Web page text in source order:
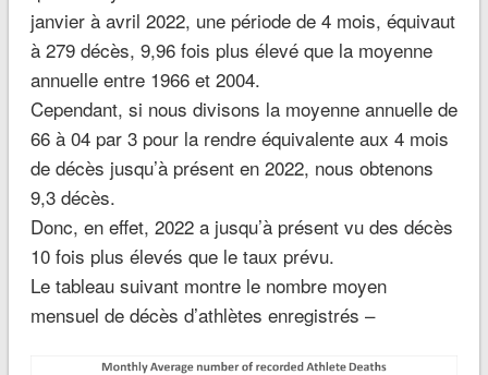
janvier à avril 2022, une période de 4 mois, équivaut
à 279 décès, 9,96 fois plus élevé que la moyenne
annuelle entre 1966 et 2004.
Cependant, si nous divisons la moyenne annuelle de
66 à 04 par 3 pour la rendre équivalente aux 4 mois
de décès jusqu’à présent en 2022, nous obtenons
9,3 décès.
Donc, en effet, 2022 a jusqu’à présent vu des décès
10 fois plus élevés que le taux prévu.
Le tableau suivant montre le nombre moyen
mensuel de décès d’athlètes enregistrés –